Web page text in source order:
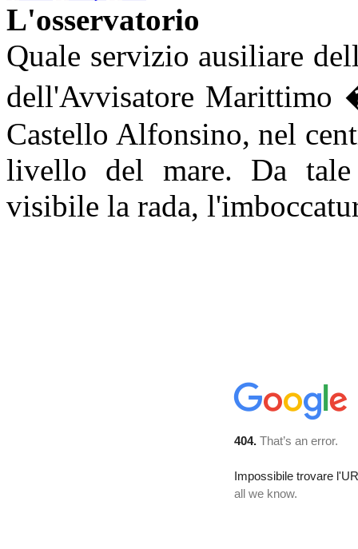
L'osservatorio
Quale servizio ausiliare
dell'Avvisatore Marittimo
Castello Alfonsino, nel
livello del mare. Da tale
visibile la rada,